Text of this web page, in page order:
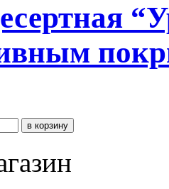
в корзину